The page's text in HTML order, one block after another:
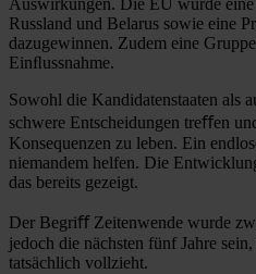
Auswirkungen. Die EU würde
Russland und Belarus sowie eine
dazugewinnen. Zudem eine
Einﬂussnahme.
Sowohl die Kandidatenstaaten als
schwere Entscheidungen treﬀen
Konsequenzen zu leben. Ein
niemandem helfen. Die
das bereits gezeigt.
Der Begriﬀ Zeitenwende wurde
jedoch die nächsten fünf Jahre
tatsächlich vollzieht.